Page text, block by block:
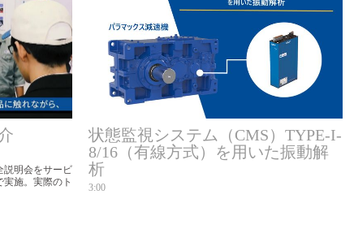
説明会をサービ
施。実際のト
状態監視システム（CMS）TYPE-I-
8/16（有線方式）を用いた振動解
析
3:00